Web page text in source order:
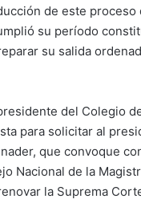
de este proceso
su período
su salida
del Colegio
para solicitar al
que convoque
Nacional de la
la Suprema